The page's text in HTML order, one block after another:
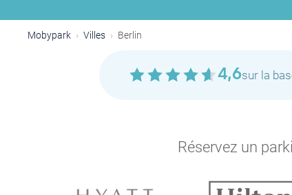
Mobypark Villes Berlin
4,6sur la
Réservez un